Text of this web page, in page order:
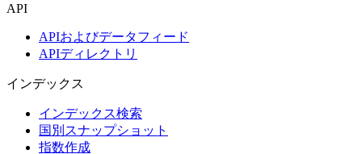
API
APIおよびデータフィード
APIディレクトリ
インデックス
インデックス検索
国別スナップショット
指数作成